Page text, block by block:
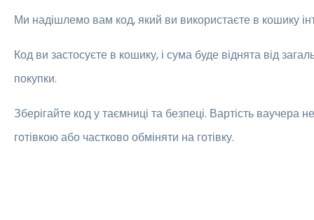
Ми надішлемо вам код, який ви використаєте в кошику
Код ви застосуєте в кошику, і сума буде віднята від
покупки.
Зберігайте код у таємниці та безпеці. Вартість ваучера
готівкою або частково обміняти на готівку.